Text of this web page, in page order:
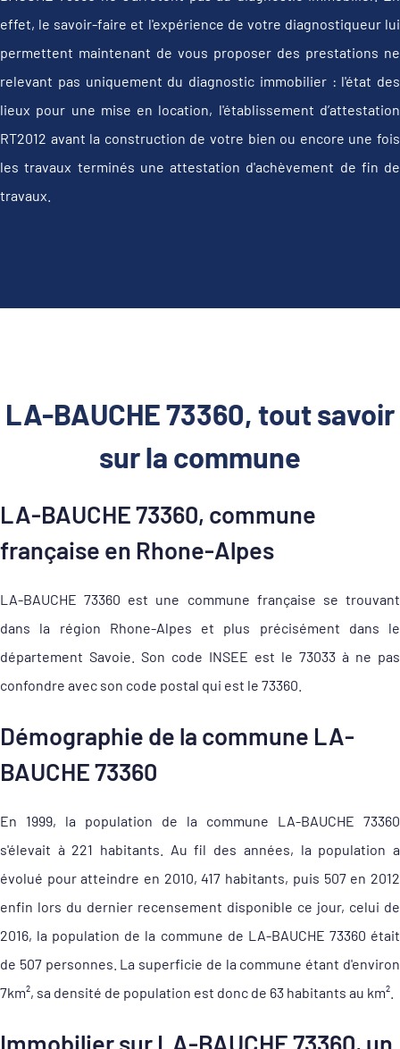
effet, le savoir-faire et l'expérience de votre diagnostiqueur lui
permettent maintenant de vous proposer des prestations ne
relevant pas uniquement du diagnostic immobilier : l'état des
lieux pour une mise en location, l'établissement d’attestation
RT2012 avant la construction de votre bien ou encore une fois
les travaux terminés une attestation d'achèvement de fin de
travaux.
LA-BAUCHE 73360, tout savoir
sur la commune
LA-BAUCHE 73360, commune
française en Rhone-Alpes
LA-BAUCHE 73360 est une commune française se trouvant
dans la région Rhone-Alpes et plus précisément dans le
département Savoie. Son code INSEE est le 73033 à ne pas
confondre avec son code postal qui est le 73360.
Démographie de la commune LA-
BAUCHE 73360
En 1999, la population de la commune LA-BAUCHE 73360
s'élevait à 221 habitants. Au fil des années, la population a
évolué pour atteindre en 2010, 417 habitants, puis 507 en 2012
enfin lors du dernier recensement disponible ce jour, celui de
2016, la population de la commune de LA-BAUCHE 73360 était
de 507 personnes. La superficie de la commune étant d'environ
7km², sa densité de population est donc de 63 habitants au km².
Immobilier sur LA-BAUCHE 73360, un